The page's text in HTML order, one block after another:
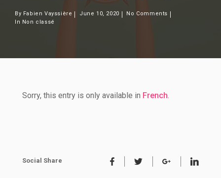
By Fabien Vayssière June 10, 2020
No Comments
In Non classé
Sorry, this entry is only available in French.
Social Share